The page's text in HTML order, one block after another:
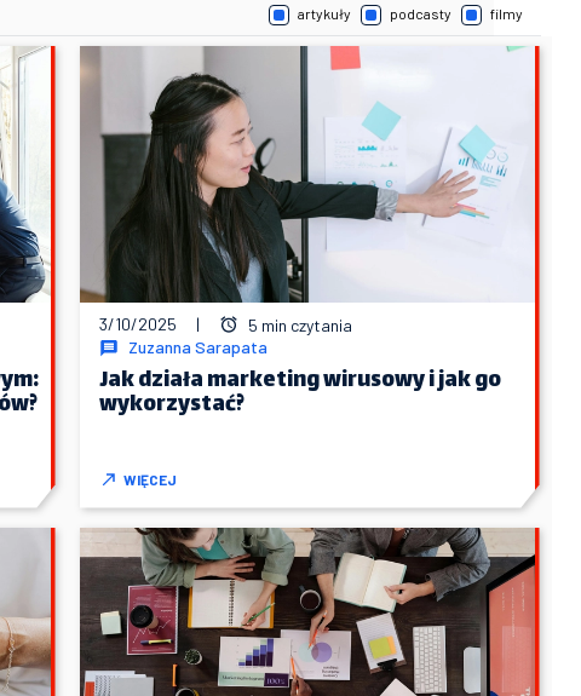
artykuły podcasty filmy
Zuzanna Sarapata
3/10/2025 | 5 min czytania
Jak działa marketing wirusowy i jak go
wykorzystać?
WIĘCEJ